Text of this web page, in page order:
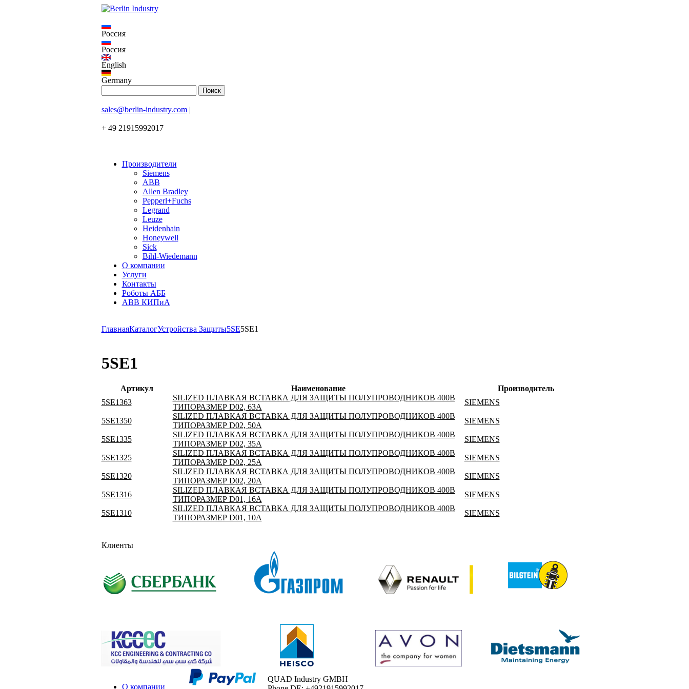
Россия
Россия
English
Germany
sales@berlin-industry.com|
+ 49 21915992017
Производители
Siemens
ABB
Allen Bradley
Pepperl+Fuchs
Legrand
Leuze
Heidenhain
Honeywell
Sick
Bihl-Wiedemann
О компании
Услуги
Контакты
Роботы АББ
ABB КИПиА
ГлавнаяКаталогУстройства Защиты5SE5SE1
5SE1
Артикул Наименование
Производитель
5SE1363
SILIZED ПЛАВКАЯ ВСТАВКА ДЛЯ ЗАЩИТЫ ПОЛУПРОВОДНИКОВ 400В
ТИПОРАЗМЕР D02, 63A
SIEMENS
5SE1350
SILIZED ПЛАВКАЯ ВСТАВКА ДЛЯ ЗАЩИТЫ ПОЛУПРОВОДНИКОВ 400В
ТИПОРАЗМЕР D02, 50A
SIEMENS
5SE1335
SILIZED ПЛАВКАЯ ВСТАВКА ДЛЯ ЗАЩИТЫ ПОЛУПРОВОДНИКОВ 400В
ТИПОРАЗМЕР D02, 35A
SIEMENS
5SE1325
SILIZED ПЛАВКАЯ ВСТАВКА ДЛЯ ЗАЩИТЫ ПОЛУПРОВОДНИКОВ 400В
ТИПОРАЗМЕР D02, 25A
SIEMENS
5SE1320
SILIZED ПЛАВКАЯ ВСТАВКА ДЛЯ ЗАЩИТЫ ПОЛУПРОВОДНИКОВ 400В
ТИПОРАЗМЕР D02, 20A
SIEMENS
5SE1316
SILIZED ПЛАВКАЯ ВСТАВКА ДЛЯ ЗАЩИТЫ ПОЛУПРОВОДНИКОВ 400В
ТИПОРАЗМЕР D01, 16A
SIEMENS
5SE1310
SILIZED ПЛАВКАЯ ВСТАВКА ДЛЯ ЗАЩИТЫ ПОЛУПРОВОДНИКОВ 400В
ТИПОРАЗМЕР D01, 10A
SIEMENS
Клиенты
О компании
QUAD Industry GMBH